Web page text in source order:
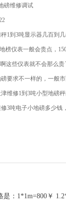
磅维修调试
1到3吨显示器几百到
榜仪表一般会贵点，
这些仪表就不会那么
要求不一样的，一般
维修1到3吨小型地磅
3吨电子小地磅多少钱
：1*1m=800￥